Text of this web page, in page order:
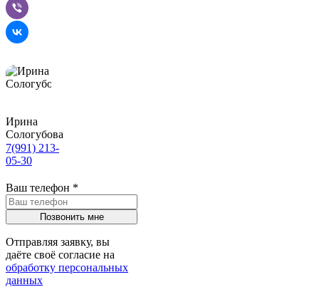
Ирина
Сологубова
7(991) 213-
05-30
Ваш телефон *
Отправляя заявку, вы
даёте своё согласие на
обработку персональных
данных